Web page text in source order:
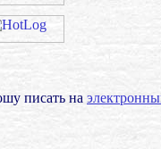
писать на